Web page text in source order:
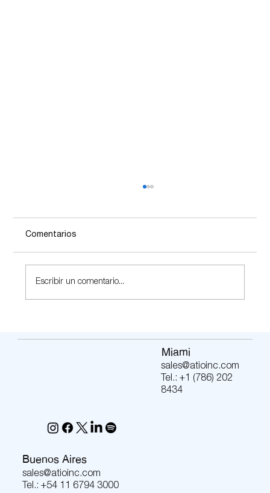
tierra
Comentarios
Escribir un comentario...
Miami
sales@atioinc.com
Tel.: +1 (786) 202
8434
Buenos Aires
sales@atioinc.com
Tel.: +54 11 6794 3000